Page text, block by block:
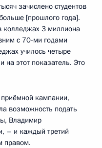
зачислено студентов
[прошлого года].
колледжах 3 миллиона
с 70-ми годами
училось четыре
этот показатель. Это
приёмной кампании,
возможность подать
Владимир
– и каждый третий
правом.